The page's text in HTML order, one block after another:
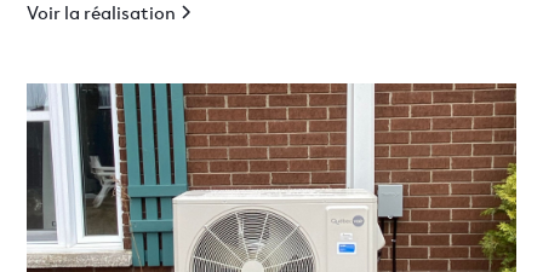
Voir la réalisation